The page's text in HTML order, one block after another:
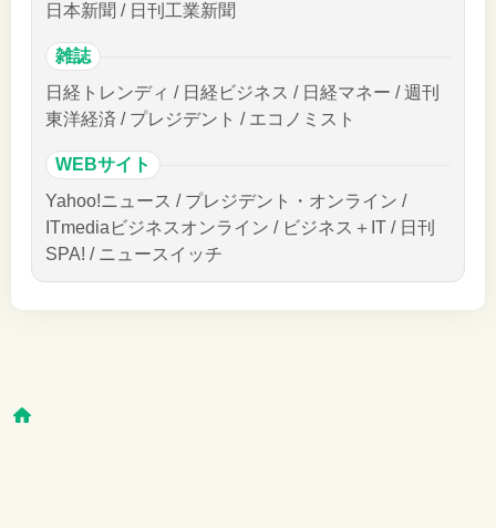
日本新聞 / 日刊工業新聞
雑誌
日経トレンディ / 日経ビジネス / 日経マネー / 週刊
東洋経済 / プレジデント / エコノミスト
WEBサイト
Yahoo!ニュース / プレジデント・オンライン /
ITmediaビジネスオンライン / ビジネス＋IT / 日刊
SPA! / ニュースイッチ